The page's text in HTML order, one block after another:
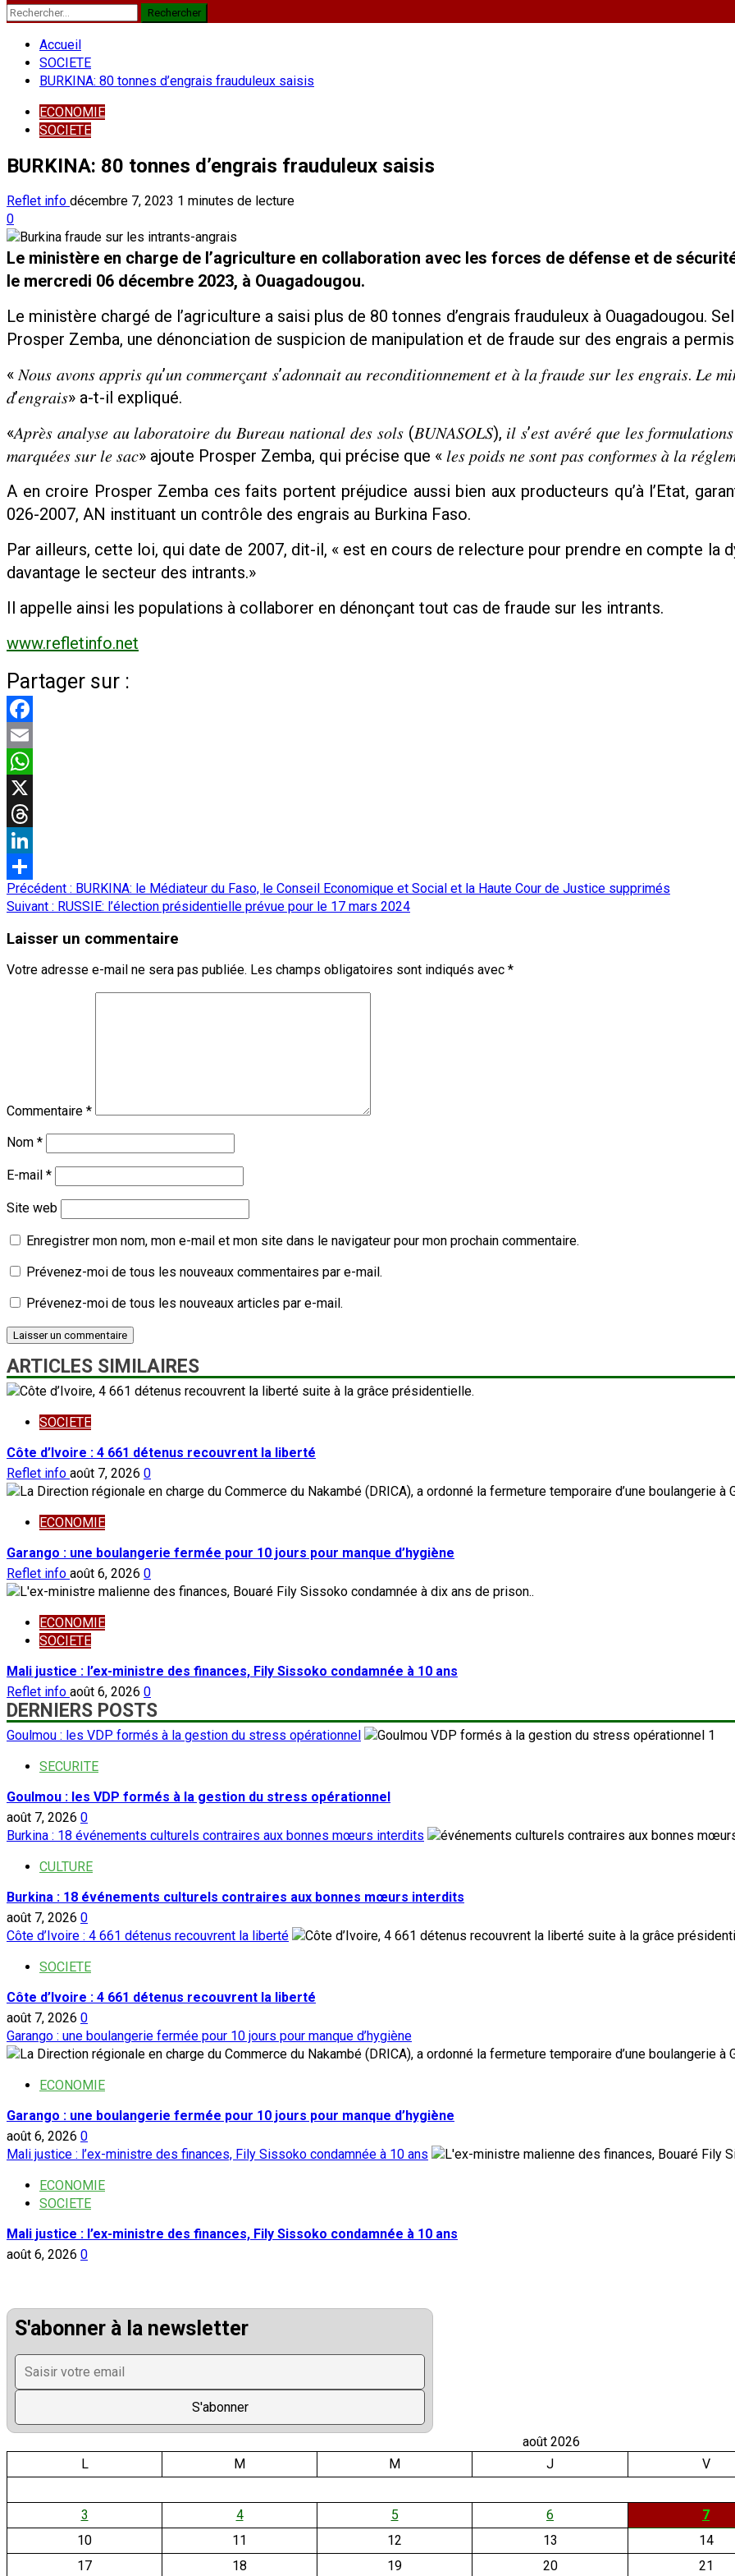
Rechercher :
Accueil
SOCIETE
BURKINA: 80 tonnes d’engrais frauduleux saisis
ECONOMIE
SOCIETE
BURKINA: 80 tonnes d’engrais frauduleux saisis
Reflet info décembre 7, 2023 1 minutes de lecture
0
Le ministère en charge de l’agriculture en collaboration avec les forces de défense et de
le mercredi 06 décembre 2023, à Ouagadougou.
Le ministère chargé de l’agriculture a saisi plus de 80 tonnes d’engrais frauduleux à Ouagadougou.
Prosper Zemba, une dénonciation de suspicion de manipulation et de fraude sur des engrais a
« 𝑁𝑜𝑢𝑠 𝑎𝑣𝑜𝑛𝑠 𝑎𝑝𝑝𝑟𝑖𝑠 𝑞𝑢’𝑢𝑛 𝑐𝑜𝑚𝑚𝑒𝑟𝑐̧𝑎𝑛𝑡 𝑠’𝑎𝑑𝑜𝑛𝑛𝑎𝑖𝑡 𝑎𝑢 𝑟𝑒𝑐𝑜𝑛𝑑𝑖𝑡𝑖𝑜𝑛𝑛𝑒𝑚𝑒𝑛𝑡 𝑒𝑡 𝑎̀ 𝑙𝑎 𝑓𝑟𝑎𝑢𝑑𝑒 𝑠𝑢𝑟 𝑙𝑒𝑠 𝑒𝑛𝑔𝑟𝑎𝑖𝑠. 𝐿𝑒
𝑑’𝑒𝑛𝑔𝑟𝑎𝑖𝑠» a-t-il expliqué.
«𝐴𝑝𝑟𝑒̀𝑠 𝑎𝑛𝑎𝑙𝑦𝑠𝑒 𝑎𝑢 𝑙𝑎𝑏𝑜𝑟𝑎𝑡𝑜𝑖𝑟𝑒 𝑑𝑢 𝐵𝑢𝑟𝑒𝑎𝑢 𝑛𝑎𝑡𝑖𝑜𝑛𝑎𝑙 𝑑𝑒𝑠 𝑠𝑜𝑙𝑠 (𝐵𝑈𝑁𝐴𝑆𝑂𝐿𝑆), 𝑖𝑙 𝑠’𝑒𝑠𝑡 𝑎𝑣𝑒́𝑟𝑒́ 𝑞𝑢𝑒 𝑙𝑒𝑠
𝑚𝑎𝑟𝑞𝑢𝑒́𝑒𝑠 𝑠𝑢𝑟 𝑙𝑒 𝑠𝑎𝑐» ajoute Prosper Zemba, qui précise que « 𝑙𝑒𝑠 𝑝𝑜𝑖𝑑𝑠 𝑛𝑒 𝑠𝑜𝑛𝑡 𝑝𝑎𝑠 𝑐𝑜𝑛𝑓𝑜𝑟𝑚𝑒𝑠 𝑎̀ 𝑙𝑎
A en croire Prosper Zemba ces faits portent préjudice aussi bien aux producteurs qu’à l’Etat,
026-2007, AN instituant un contrôle des engrais au Burkina Faso.
Par ailleurs, cette loi, qui date de 2007, dit-il, « est en cours de relecture pour prendre en compte la
davantage le secteur des intrants.»
Il appelle ainsi les populations à collaborer en dénonçant tout cas de fraude sur les intrants.
www.refletinfo.net
Partager sur :
Facebook
Email
WhatsApp
X
Threads
LinkedIn
Partager
Navigation
d’article
Précédent : BURKINA: le Médiateur du Faso, le Conseil Economique et Social et la Haute Cour de Justice supprimés
Suivant : RUSSIE: l’élection présidentielle prévue pour le 17 mars 2024
Laisser un commentaire
Votre adresse e-mail ne sera pas publiée. Les champs obligatoires sont indiqués avec *
Commentaire *
Nom *
E-mail *
Site web
Enregistrer mon nom, mon e-mail et mon site dans le navigateur pour mon prochain commentaire.
Prévenez-moi de tous les nouveaux commentaires par e-mail.
Prévenez-moi de tous les nouveaux articles par e-mail.
ARTICLES SIMILAIRES
SOCIETE
Côte d’Ivoire : 4 661 détenus recouvrent la liberté
Reflet info août 7, 2026 0
ECONOMIE
Garango : une boulangerie fermée pour 10 jours pour manque d’hygiène
Reflet info août 6, 2026 0
ECONOMIE
SOCIETE
Mali justice : l’ex-ministre des finances, Fily Sissoko condamnée à 10 ans
Reflet info août 6, 2026 0
DERNIERS POSTS
Goulmou : les VDP formés à la gestion du stress opérationnel
1
SECURITE
Goulmou : les VDP formés à la gestion du stress opérationnel
août 7, 2026 0
Burkina : 18 événements culturels contraires aux bonnes mœurs interdits
CULTURE
Burkina : 18 événements culturels contraires aux bonnes mœurs interdits
août 7, 2026 0
Côte d’Ivoire : 4 661 détenus recouvrent la liberté
SOCIETE
Côte d’Ivoire : 4 661 détenus recouvrent la liberté
août 7, 2026 0
Garango : une boulangerie fermée pour 10 jours pour manque d’hygiène
ECONOMIE
Garango : une boulangerie fermée pour 10 jours pour manque d’hygiène
août 6, 2026 0
Mali justice : l’ex-ministre des finances, Fily Sissoko condamnée à 10 ans
ECONOMIE
SOCIETE
Mali justice : l’ex-ministre des finances, Fily Sissoko condamnée à 10 ans
août 6, 2026 0
S'abonner à la newsletter
août 2026
L
M M J V
3 4 5 6
7
10
11 12 13
14
17
18 19 20 21